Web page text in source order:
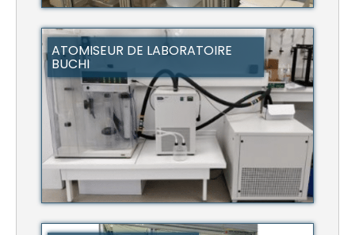
ATOMISEUR DE LABORATOIRE
BUCHI